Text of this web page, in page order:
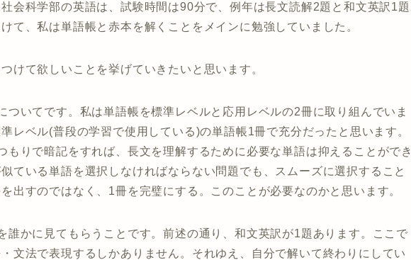
会科学部の英語は、試験時間は90分で、例年は長文読解2題と和文英訳1題
て、私は単語帳と赤本を解くことをメインに勉強していました。
けて欲しいことを挙げていきたいと思います。
ついてです。私は単語帳を標準レベルと応用レベルの2冊に取り組んでいま
レベル(普段の学習で使用している)の単語帳1冊で充分だったと思います。
もりで暗記をすれば、長文を理解するために必要な単語は抑えることができ
ている単語を選択しなければならない問題でも、スムーズに選択すること
出すのではなく、1冊を完璧にする。このことが必要なのかと思います。
誰かに見てもらうことです。前述の通り、和文英訳が1題あります。ここで
文法で表現するしかありません。それゆえ、自分で解いて終わりにしてい